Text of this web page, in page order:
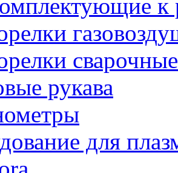
к
сварочные
рукава
для